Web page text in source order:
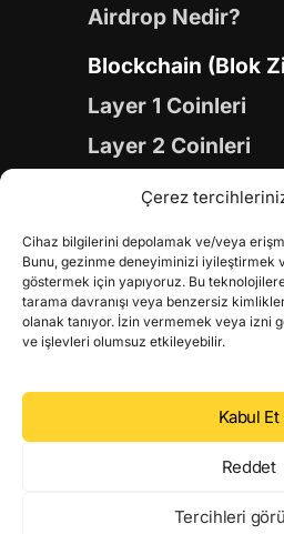
Çerez
Cihaz bilgilerini depolamak ve/veya
Bunu, gezinme deneyiminizi iyileştirmek
göstermek için yapıyoruz. Bu
tarama davranışı veya benzersiz
olanak tanıyor. İzin vermemek veya izni
ve işlevleri olumsuz etkileyebilir.
Kabul Et
Reddet
Tercihleri
Airdrop Nedir?
Blockchain (Blok
Layer 1 Coinleri
Layer 2 Coinleri
Yapay Zeka (AI)
Gaming Coinleri
RWA Coinleri
DeFi Coinleri
DePIN Coinleri
Metaverse Coinleri
Web 3.0 Coinleri
Coin Türevleri